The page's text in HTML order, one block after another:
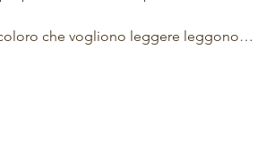
che vogliono leggere leggono…